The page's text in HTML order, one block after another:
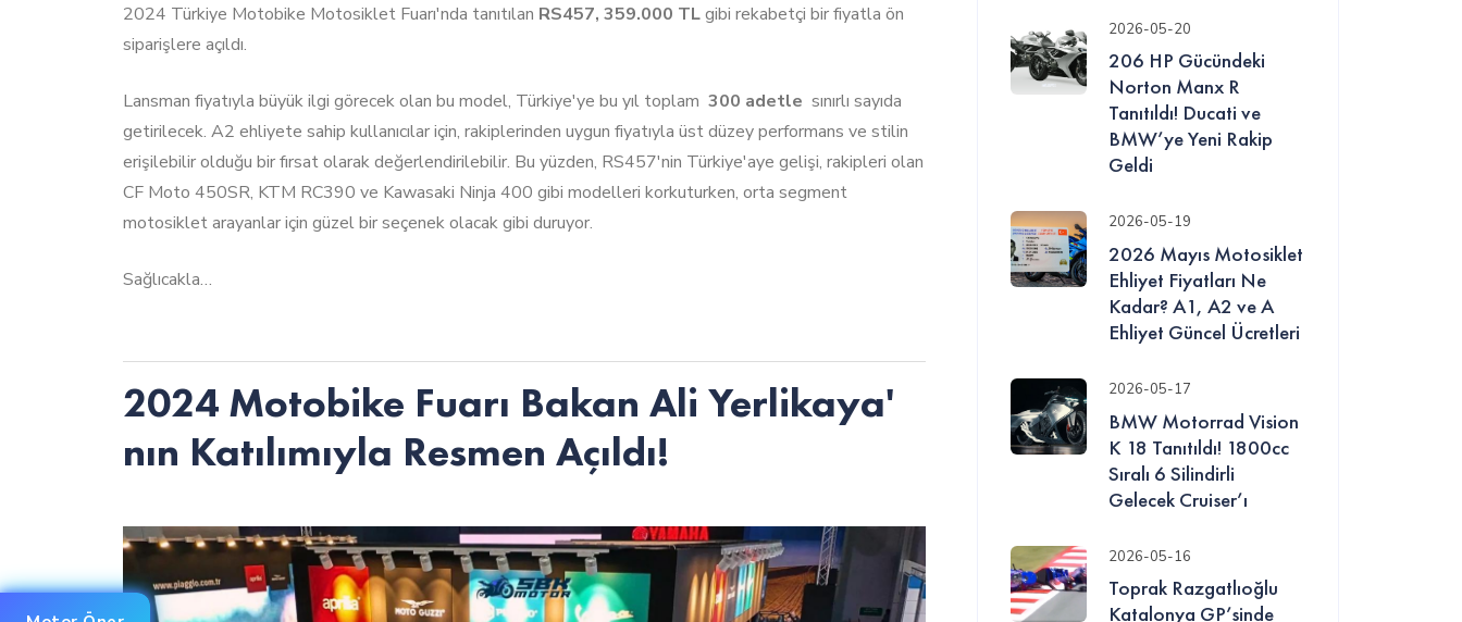
2024 Türkiye Motobike Motosiklet Fuarı'nda tanıtılan RS457, 359.000 TLgibi rekabetçi bir fiyatla ön
siparişlere açıldı.
Lansman fiyatıyla büyük ilgi görecek olan bu model, Türkiye'ye bu yıl toplam 300 adetlesınırlı sayıda
getirilecek. A2 ehliyete sahip kullanıcılar için, rakiplerinden uygun fiyatıyla üst düzey performans ve stilin
erişilebilir olduğu bir fırsat olarak değerlendirilebilir. Bu yüzden, RS457'nin Türkiye'aye gelişi, rakipleri olan
CF Moto 450SR, KTM RC390 ve Kawasaki Ninja 400 gibi modelleri korkuturken, orta segment
motosiklet arayanlar için güzel bir seçenek olacak gibi duruyor.
Sağlıcakla…
2024 Motobike Fuarı Bakan Ali Yerlikaya'
nın Katılımıyla Resmen Açıldı!
2026-05-20
206 HP Gücündeki
Norton Manx R
Tanıtıldı! Ducati ve
BMW’ye Yeni Rakip
Geldi
2026-05-19
2026 Mayıs Motosiklet
Ehliyet Fiyatları Ne
Kadar? A1, A2 ve A
Ehliyet Güncel Ücretleri
2026-05-17
BMW Motorrad Vision
K 18 Tanıtıldı! 1800cc
Sıralı 6 Silindirli
Gelecek Cruiser’ı
2026-05-16
Toprak Razgatlıoğlu
Katalonya GP’sinde